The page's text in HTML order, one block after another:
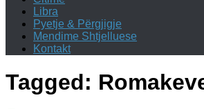
Libra
Pyetje & Përgjigje
Mendime Shtjelluese
Kontakt
Tagged: